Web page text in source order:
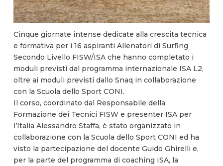
Cinque giornate intense dedicate alla crescita tecnica
e formativa per i 16 aspiranti Allenatori di Surfing
Secondo Livello FISW/ISA che hanno completato i
moduli previsti dal programma internazionale ISA L2,
oltre ai moduli previsti dallo Snaq in collaborazione
con la Scuola dello Sport CONI.
Il corso, coordinato dal Responsabile della
Formazione dei Tecnici FISW e presenter ISA per
l’Italia Alessandro Staffa, è stato organizzato in
collaborazione con la Scuola dello Sport CONI ed ha
visto la partecipazione del docente Guido Ghirelli e,
per la parte del programma di coaching ISA, la